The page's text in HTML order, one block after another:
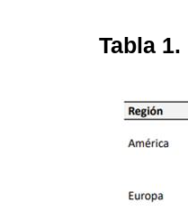
Tabla 1.